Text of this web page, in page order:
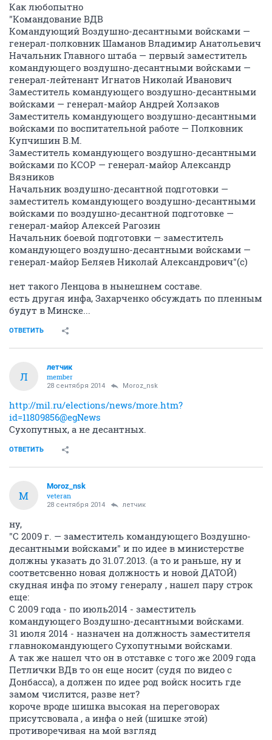
Как любопытно
"Командование ВДВ
Командующий Воздушно-десантными войсками —
генерал-полковник Шаманов Владимир Анатольевич
Начальник Главного штаба — первый заместитель
командующего воздушно-десантными войсками —
генерал-лейтенант Игнатов Николай Иванович
Заместитель командующего воздушно-десантными
войсками — генерал-майор Андрей Холзаков
Заместитель командующего воздушно-десантными
войсками по воспитательной работе — Полковник
Купчишин В.М.
Заместитель командующего воздушно-десантными
войсками по КСОР — генерал-майор Александр
Вязников
Начальник воздушно-десантной подготовки —
заместитель командующего воздушно-десантными
войсками по воздушно-десантной подготовке —
генерал-майор Алексей Рагозин
Начальник боевой подготовки — заместитель
командующего воздушно-десантными войсками —
генерал-майор Беляев Николай Александрович"(с)
нет такого Ленцова в нынешнем составе.
есть другая инфа, Захарченко обсуждать по пленным
будут в Минске...
ОТВЕТИТЬ
Л
лeтчик
member
28 сентября 2014 Moroz_nsk
http://mil.ru/elections/news/more.htm?
id=11809856@egNews
Сухопутных, а не десантных.
ОТВЕТИТЬ
M
Moroz_nsk
veteran
28 сентября 2014 лeтчик
ну,
"С 2009 г. — заместитель командующего Воздушно-
десантными войсками" и по идее в министерстве
должны указать до 31.07.2013. (а то и раньше, ну и
соответсвенно новая должность и новой ДАТОЙ)
скудная инфа по этому генералу , нашел пару строк
еще:
С 2009 года - по июль2014 - заместитель
командующего Воздушно-десантными войсками.
31 июля 2014 - назначен на должность заместителя
главнокомандующего Сухопутными войсками.
А так же нашел что он в отставке с того же 2009 года
Петлички ВДв то он еще носит (судя по видео с
Донбасса), а должен по идее род войск носить где
замом числится, разве нет?
короче вроде шишка высокая на переговорах
присутсвовала , а инфа о ней (шишке этой)
противоречивая на мой взгляд